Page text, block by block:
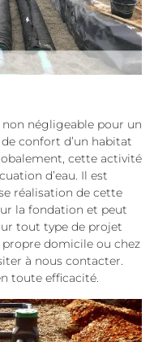
non négligeable pour un
confort d’un habitat
cette activité
d’eau. Il est
réalisation de cette
la fondation et peut
tout type de projet
propre domicile ou chez
à nous contacter.
toute efficacité.